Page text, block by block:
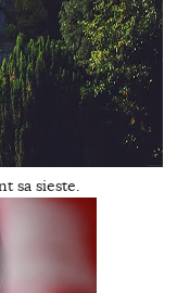
sa sieste.